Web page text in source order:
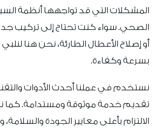
المشكلات التي قد تواجهها أنظمة
الصحي. سواء كنت تحتاج إلى تركيب
أو إصلاح الأعطال الطارئة، نحن هنا
بسرعة وكفاءة.
نستخدم في عملنا أحدث الأدوات
تقديم خدمة موثوقة ومستدامة.
الالتزام بأعلى معايير الجودة